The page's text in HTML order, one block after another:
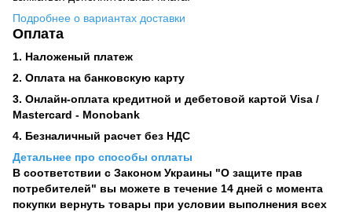
Подробнее о вариантах доставки
Оплата
1. Наложеный платеж
2. Оплата на банковскую карту
3. Онлайн-оплата кредитной и дебетовой картой Visa /
Mastercard - Monobank
4. Безналичный расчет без НДС
Детальнее про способы оплаты
В соответствии с Законом Украины "О защите прав
потребителей" вы можете в течение 14 дней с момента
покупки вернуть товары при условии выполнения всех